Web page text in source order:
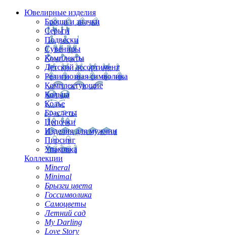
Ювелирные изделия
Броши и значки
Серьги
Подвески
Сувениры
Комплекты
Детский ассортимент
Религиозная символика
Комплектующие
Кольца
Колье
Браслеты
Цепочки
Изделия для мужчин
Пирсинг
Упаковка
Коллекции
Mineral
Minimal
Брызги цвета
Госсимволика
Самоцветы
Летний сад
My Darling
Love Story